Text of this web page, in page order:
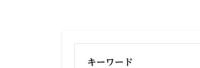
キーワード